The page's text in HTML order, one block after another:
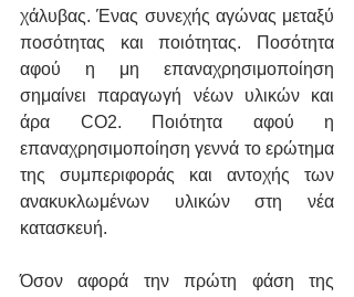
χάλυβας. Ένας συνεχής αγώνας μεταξύ
ποσότητας και ποιότητας. Ποσότητα
αφού η μη επαναχρησιμοποίηση
σημαίνει παραγωγή νέων υλικών και
άρα CO2. Ποιότητα αφού η
επαναχρησιμοποίηση γεννά το ερώτημα
της συμπεριφοράς και αντοχής των
ανακυκλωμένων υλικών στη νέα
κατασκευή.
Όσον αφορά την πρώτη φάση της